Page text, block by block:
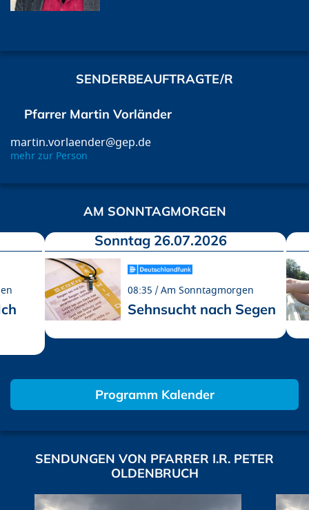
SENDERBEAUFTRAGTE/R
Pfarrer Martin Vorländer
martin.vorlaender@gep.de
mehr zur Person
AM SONNTAGMORGEN
Sonntag 26.07.2026
08:35 Am Sonntagmorgen
Sehnsucht nach Segen
Programm Kalender
SENDUNGEN VON PFARRER I.R. PETER
OLDENBRUCH